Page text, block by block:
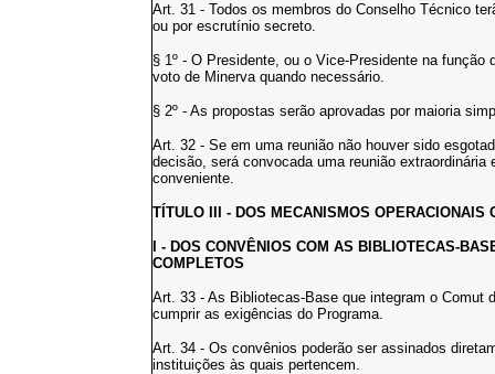
Art. 31 - Todos os membros do Conselho Técnico
ou por escrutínio secreto.
§ 1º - O Presidente, ou o Vice-Presidente na
voto de Minerva quando necessário.
§ 2º - As propostas serão aprovadas por maioria
Art. 32 - Se em uma reunião não houver sido
decisão, será convocada uma reunião
conveniente.
TÍTULO III - DOS MECANISMOS OPERACIONAIS
I - DOS CONVÊNIOS COM AS BIBLIOTECAS-
COMPLETOS
Art. 33 - As Bibliotecas-Base que integram o Comut
cumprir as exigências do Programa.
Art. 34 - Os convênios poderão ser assinados
instituições às quais pertencem.